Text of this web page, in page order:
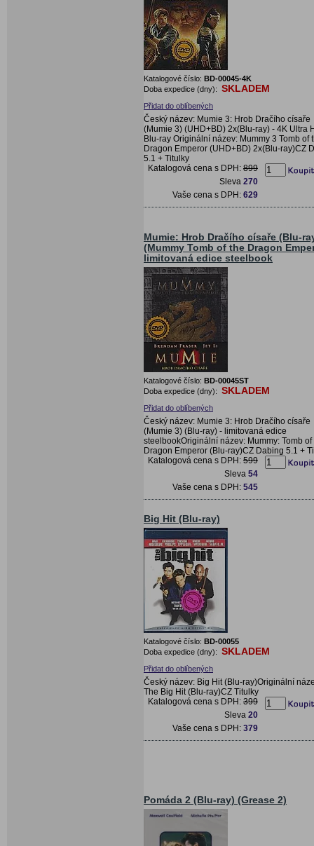
Katalogové číslo: BD-00045-4K
Doba expedice (dny): SKLADEM
Přidat do oblíbených
Český název: Mumie 3: Hrob Dračího císaře
(Mumie 3) (UHD+BD) 2x(Blu-ray) - 4K Ultra
Blu-ray Originální název: Mummy 3 Tomb of
Dragon Emperor (UHD+BD) 2x(Blu-ray)CZ
5.1 + Titulky
Katalogová cena s DPH: 899
Sleva 270
Vaše cena s DPH: 629
Mumie: Hrob Dračího císaře (Blu-
(Mummy Tomb of the Dragon
limitovaná edice steelbook
Katalogové číslo: BD-00045ST
Doba expedice (dny): SKLADEM
Přidat do oblíbených
Český název: Mumie 3: Hrob Dračího císaře
(Mumie 3) (Blu-ray) - limitovaná edice
steelbookOriginální název: Mummy: Tomb of
Dragon Emperor (Blu-ray)CZ Dabing 5.1 +
Katalogová cena s DPH: 599
Sleva 54
Vaše cena s DPH: 545
Big Hit (Blu-ray)
Katalogové číslo: BD-00055
Doba expedice (dny): SKLADEM
Přidat do oblíbených
Český název: Big Hit (Blu-ray)Originální
The Big Hit (Blu-ray)CZ Titulky
Katalogová cena s DPH: 399
Sleva 20
Vaše cena s DPH: 379
Pomáda 2 (Blu-ray) (Grease 2)